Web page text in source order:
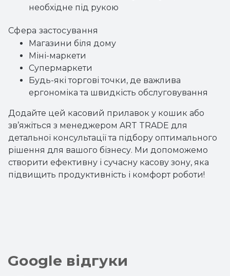
необхідне під рукою
Сфера застосування
Магазини біля дому
Міні-маркети
Супермаркети
Будь-які торгові точки, де важлива
ергономіка та швидкість обслуговування
Додайте цей касовий прилавок у кошик або
зв’яжіться з менеджером ART TRADE для
детальної консультації та підбору оптимального
рішення для вашого бізнесу. Ми допоможемо
створити ефективну і сучасну касову зону, яка
підвищить продуктивність і комфорт роботи!
Google відгуки